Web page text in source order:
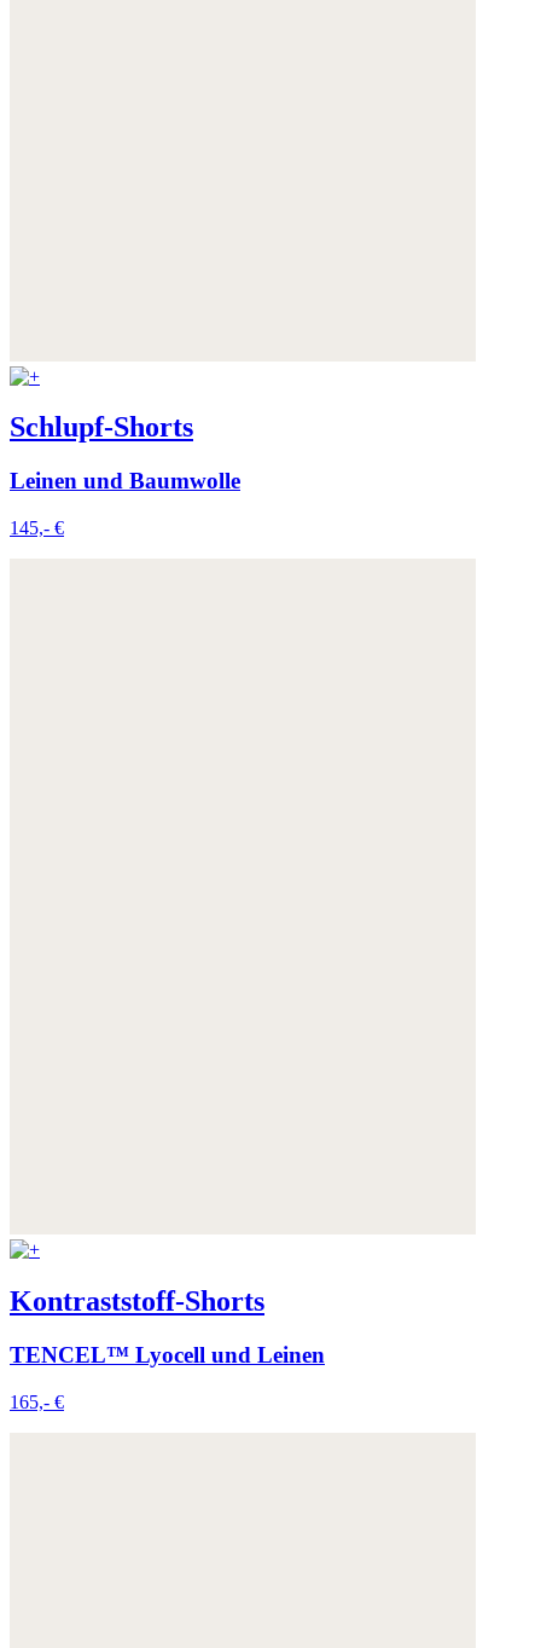
Schlupf-Shorts
Leinen und Baumwolle
145,- €
Kontraststoff-Shorts
TENCEL™ Lyocell und Leinen
165,- €